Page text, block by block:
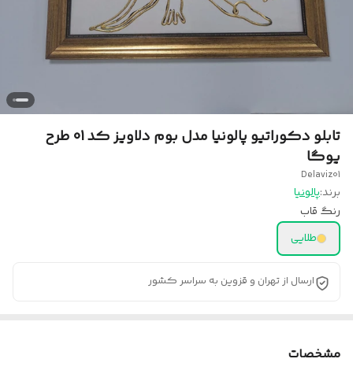
تابلو دکوراتیو پالونیا مدل بوم دلاویز کد 01 طرح
یوگا
Delaviz01
برند:پالونیا
رنگ قاب
طلایی
ارسال از تهران و قزوین به سراسر کشور
مشخصات